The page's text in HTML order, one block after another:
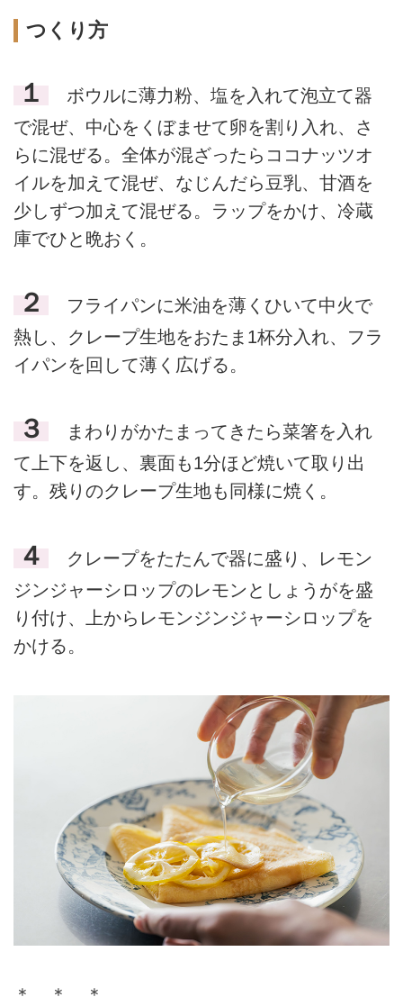
つくり方
１
ボウルに薄力粉、塩を入れて泡立て器
で混ぜ、中心をくぼませて卵を割り入れ、さ
らに混ぜる。全体が混ざったらココナッツオ
イルを加えて混ぜ、なじんだら豆乳、甘酒を
少しずつ加えて混ぜる。ラップをかけ、冷蔵
庫でひと晩おく。
２
フライパンに米油を薄くひいて中火で
熱し、クレープ生地をおたま1杯分入れ、フラ
イパンを回して薄く広げる。
３
まわりがかたまってきたら菜箸を入れ
て上下を返し、裏面も1分ほど焼いて取り出
す。残りのクレープ生地も同様に焼く。
４
クレープをたたんで器に盛り、レモン
ジンジャーシロップのレモンとしょうがを盛
り付け、上からレモンジンジャーシロップを
かける。
＊ ＊ ＊